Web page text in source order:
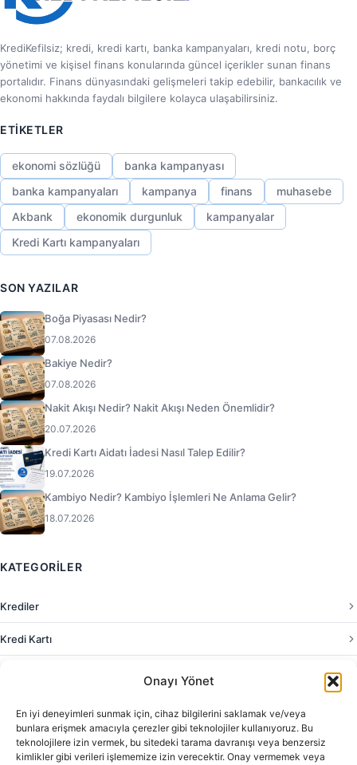
Onayı Yönet
En iyi deneyimleri sunmak için, cihaz bilgilerini saklamak ve/veya
bunlara erişmek amacıyla çerezler gibi teknolojiler kullanıyoruz. Bu
teknolojilere izin vermek, bu sitedeki tarama davranışı veya benzersiz
kimlikler gibi verileri işlememize izin verecektir. Onay vermemek veya
KrediKefilsiz; kredi, kredi kartı, banka kampanyaları, kredi notu, borç
yönetimi ve kişisel finans konularında güncel içerikler sunan finans
portalıdır. Finans dünyasındaki gelişmeleri takip edebilir, bankacılık ve
ekonomi hakkında faydalı bilgilere kolayca ulaşabilirsiniz.
ETIKETLER
ekonomi sözlüğü
banka kampanyası
banka kampanyaları
kampanya finans
muhasebe
Akbank
ekonomik durgunluk
kampanyalar
Kredi Kartı kampanyaları
SON YAZILAR
Boğa Piyasası Nedir?
07.08.2026
Bakiye Nedir?
07.08.2026
Nakit Akışı Nedir? Nakit Akışı Neden Önemlidir?
20.07.2026
Kredi Kartı Aidatı İadesi Nasıl Talep Edilir?
19.07.2026
Kambiyo Nedir? Kambiyo İşlemleri Ne Anlama Gelir?
18.07.2026
KATEGORILER
Krediler
Kredi Kartı
Finans ve Yatırım